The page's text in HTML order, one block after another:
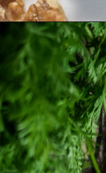
Opening